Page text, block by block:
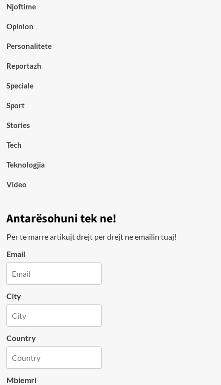
Njoftime
Opinion
Personalitete
Reportazh
Speciale
Sport
Stories
Tech
Teknologjia
Video
Antarësohuni tek ne!
Per te marre artikujt drejt per drejt ne emailin tuaj!
Email
City
Country
Mbiemri